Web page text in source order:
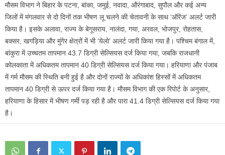
मौसम विभाग ने बिहार के पटना, बांका, जमुई, नवादा, औरंगाबाद, सुपौल और कई अन्य
जिलों में मंगलवार से दो दिनों तक भीषण लू चलने की चेतावनी के साथ ‘ऑरेंज’ अलर्ट जारी
किया है। इसके अलावा, राज्य के बेगूसराय, नालंदा, गया, अरवल, भोजपुर, रोहतास,
बक्सर, खगड़िया और मुंगेर क्षेत्रों में भी ‘येलो’ अलर्ट जारी क‍िया गया है। पश्चिम बंगाल में,
बांकुरा में उच्चतम तापमान 43.7 डिग्री सेल्सियस दर्ज किया गया, जबकि राजधानी
कोलकाता में अधिकतम तापमान 40 डिग्री सेल्सियस दर्ज किया गया। हरियाणा और पंजाब
में गर्म मौसम की स्थिति बनी हुई है और दोनों राज्यों के अधिकांश हिस्सों में अधिकतम
तापमान 40 डिग्री से ऊपर दर्ज किया गया है। मौसम विभाग की एक रिपोर्ट के अनुसार,
हरियाणा के हिसार में भीषण गर्मी पड़ रही है और पारा 41.4 डिग्री सेल्सियस दर्ज किया गया
है।